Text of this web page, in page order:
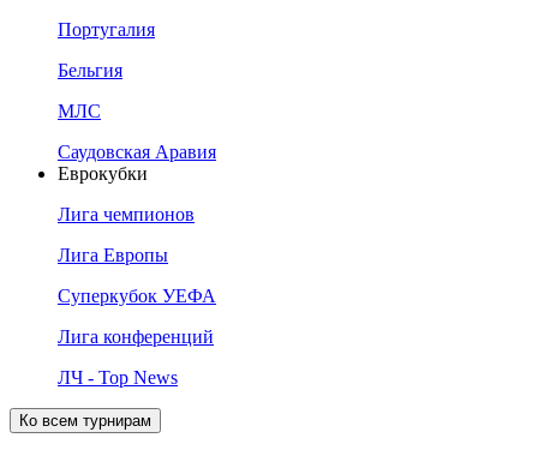
Португалия
Бельгия
МЛС
Саудовская Аравия
Еврокубки
Лига чемпионов
Лига Европы
Суперкубок УЕФА
Лига конференций
ЛЧ - Top News
Ко всем турнирам